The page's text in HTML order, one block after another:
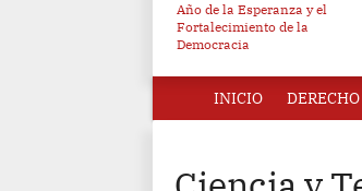
Año de la Esperanza y el
Fortalecimiento de la
Democracia
INICIO DERECHO